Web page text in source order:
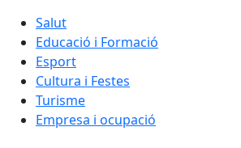
Salut
Educació i Formació
Esport
Cultura i Festes
Turisme
Empresa i ocupació